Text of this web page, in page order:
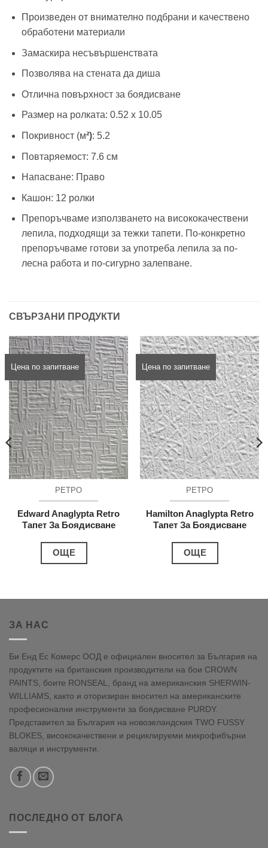
Произведен от внимателно подбрани и качествено
обработени материали
Замаскира несъвършенствата
Позволява на стената да диша
Отлична повърхност за боядисване
Размер на ролката: 0.52 х 10.05
Покривност (м²): 5.2
Повтаряемост: 7.6 см
Напасване: Право
Кашон: 12 ролки
Препоръчваме използването на висококачествени
лепила, подходящи за тежки тапети. По-конкретно
препоръчваме готови за употреба лепила за по-
лесна работа и по-сигурно залепване.
СВЪРЗАНИ ПРОДУКТИ
Цена по запитване
РЕТРО
Edward Anaglypta Retro
Тапет За Боядисване
ОЩЕ
Цена по запитване
РЕТРО
Hamilton Anaglypta Retro
Тапет За Боядисване
ОЩЕ
ЗА НАС
Би Енд Ес Комерс ООД е официален вносител за България на
продуктите на британския производители на бои CROWN
PAINTS, боите RONSEAL, бранд на американския SHERWIN-
WILLIAMS, както и оторизиран вносител на американските
професионални инструменти за боядисване PURDY.
Представител за България на новозеландския TWO FUSSY
BLOKES, висококачествени и рециклируеми микрофибърни
валяци и инструменти.
ПОСЛЕДНО ОТ БЛОГА